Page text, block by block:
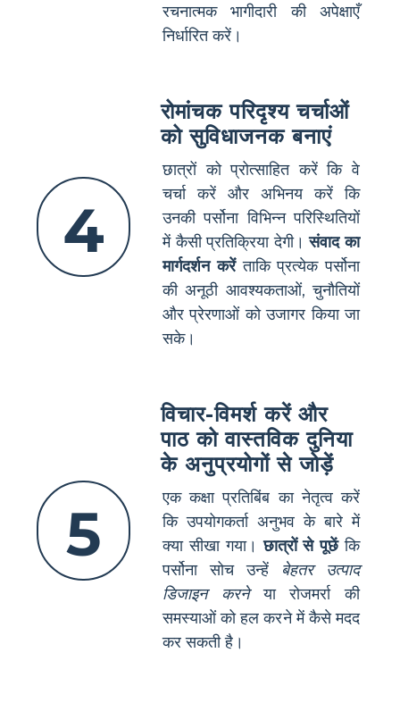
रचनात्मक भागीदारी की अपेक्षाएँ
निर्धारित करें।
4
रोमांचक परिदृश्य चर्चाओं
को सुविधाजनक बनाएं
छात्रों को प्रोत्साहित करें कि वे
चर्चा करें और अभिनय करें कि
उनकी पर्सोना विभिन्न परिस्थितियों
में कैसी प्रतिक्रिया देगी।संवाद का
मार्गदर्शन करेंताकि प्रत्येक पर्सोना
की अनूठी आवश्यकताओं, चुनौतियों
और प्रेरणाओं को उजागर किया जा
सके।
5
विचार-विमर्श करें और
पाठ को वास्तविक दुनिया
के अनुप्रयोगों से जोड़ें
एक कक्षा प्रतिबिंब का नेतृत्व करें
कि उपयोगकर्ता अनुभव के बारे में
क्या सीखा गया।छात्रों से पूछेंकि
पर्सोना सोच उन्हें बेहतर उत्पाद
डिजाइन करनेया रोजमर्रा की
समस्याओं को हल करने में कैसे मदद
कर सकती है।